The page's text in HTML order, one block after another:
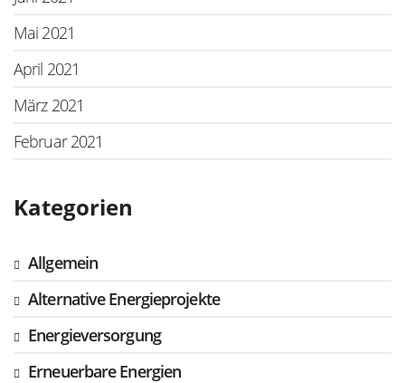
Mai 2021
April 2021
März 2021
Februar 2021
Kategorien
Allgemein
Alternative Energieprojekte
Energieversorgung
Erneuerbare Energien